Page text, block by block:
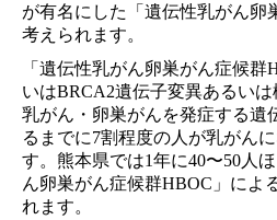
が有名にした「遺伝性乳がん卵
考えられます。
「遺伝性乳がん卵巣がん症候
いはBRCA2遺伝子変異あるい
乳がん・卵巣がんを発症する遺
るまでに7割程度の人が乳がん
す。熊本県では1年に40〜50人
ん卵巣がん症候群HBOC」によ
れます。